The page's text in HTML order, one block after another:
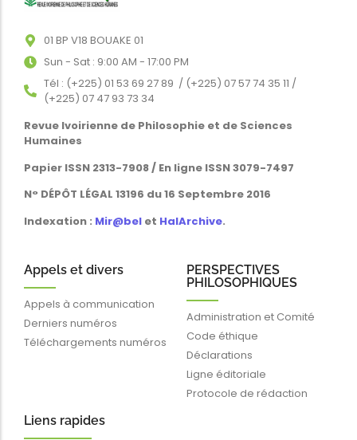
01 BP V18 BOUAKE 01
Sun - Sat : 9:00 AM - 17:00 PM
Tél : (+225) 01 53 69 27 89 / (+225) 07 57 74 35 11 /
(+225) 07 47 93 73 34
Revue Ivoirienne de Philosophie et de Sciences
Humaines
Papier ISSN 2313-7908 / En ligne ISSN 3079-7497
N° DÉPÔT LÉGAL 13196 du 16 Septembre 2016
Indexation : Mir@bel et HalArchive.
Appels et divers
Appels à communication
Derniers numéros
Téléchargements numéros
PERSPECTIVES
PHILOSOPHIQUES
Administration et Comité
Code éthique
Déclarations
Ligne éditoriale
Protocole de rédaction
Liens rapides